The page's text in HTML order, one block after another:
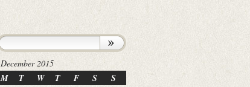
December 2015
M T W T F S S